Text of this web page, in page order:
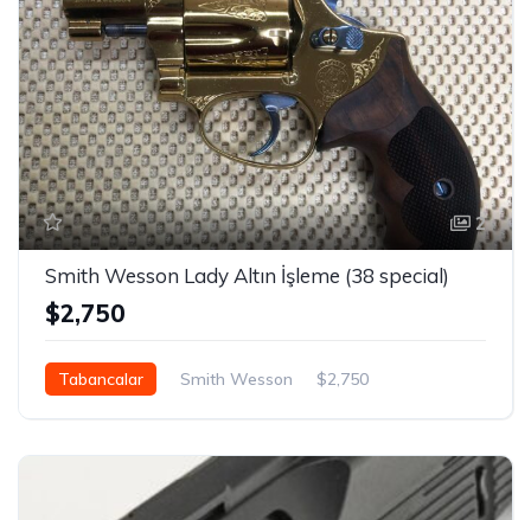
2
Smith Wesson Lady Altın İşleme (38 special)
$2,750
Tabancalar Smith Wesson $2,750